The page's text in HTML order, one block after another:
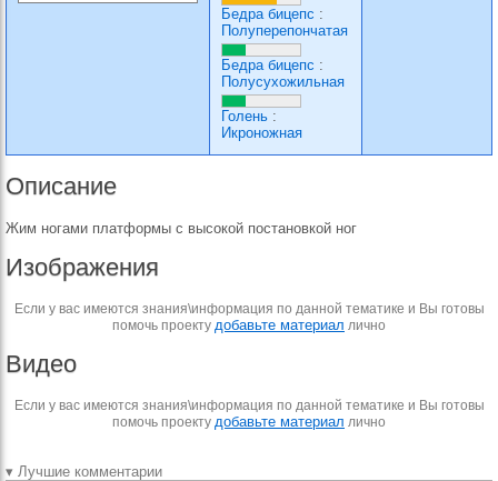
Бедра бицепс :
Полуперепончатая
Бедра бицепс :
Полусухожильная
Голень :
Икроножная
Описание
Жим ногами платформы с высокой постановкой ног
Изображения
Если у вас имеются знания\информация по данной тематике и Вы готовы
помочь проекту добавьте материал лично
Видео
Если у вас имеются знания\информация по данной тематике и Вы готовы
помочь проекту добавьте материал лично
▾ Лучшие комментарии